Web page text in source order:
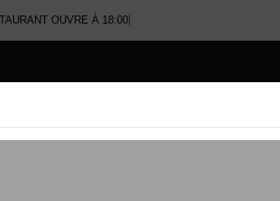
OUVRE À 18:00